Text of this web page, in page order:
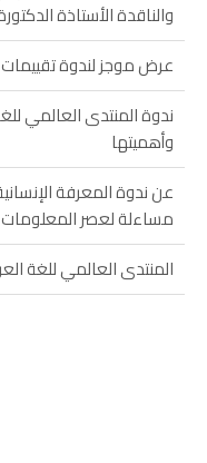
والناقدة الأستاذة
عرض موجز لندوة تقييمات
ندوة المنتدى العالمي
وأهميتها
عن ندوة المعرفة
مساءلة لعصر المعلومات
المنتدى العالمي للغة